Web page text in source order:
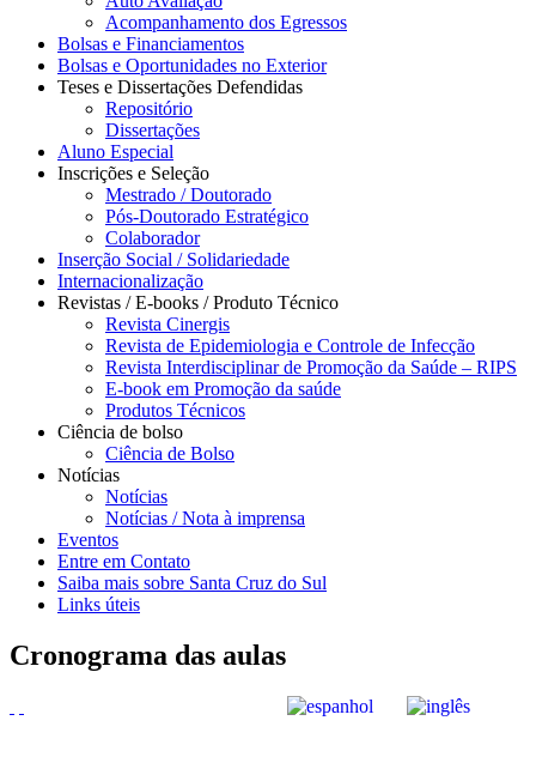
Acompanhamento dos Egressos
Bolsas e Financiamentos
Bolsas e Oportunidades no Exterior
Teses e Dissertações Defendidas
Repositório
Dissertações
Aluno Especial
Inscrições e Seleção
Mestrado / Doutorado
Pós-Doutorado Estratégico
Colaborador
Inserção Social / Solidariedade
Internacionalização
Revistas / E-books / Produto Técnico
Revista Cinergis
Revista de Epidemiologia e Controle de Infecção
Revista Interdisciplinar de Promoção da Saúde – RIPS
E-book em Promoção da saúde
Produtos Técnicos
Ciência de bolso
Ciência de Bolso
Notícias
Notícias
Notícias / Nota à imprensa
Eventos
Entre em Contato
Saiba mais sobre Santa Cruz do Sul
Links úteis
Cronograma das aulas